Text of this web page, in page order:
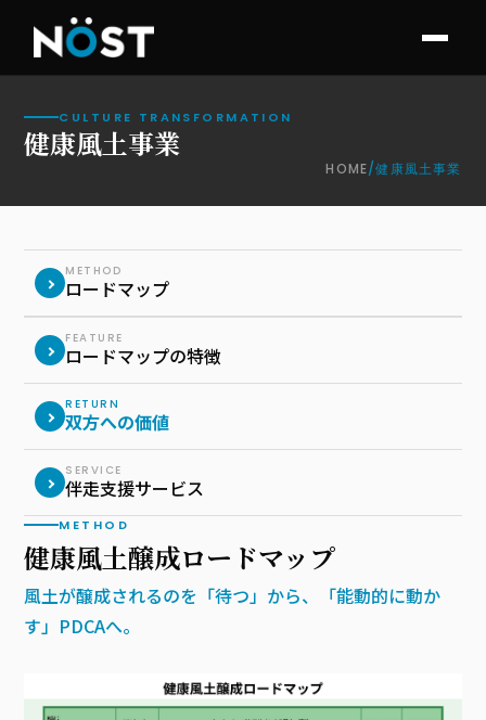
CULTURE TRANSFORMATION
健康風土事業
HOME/健康風土事業
METHOD
ロードマップ
FEATURE
ロードマップの特徴
RETURN
双方への価値
SERVICE
伴走支援サービス
METHOD
健康風土醸成ロードマップ
風土が醸成されるのを「待つ」から、「能動的に動か
す」PDCAへ。